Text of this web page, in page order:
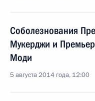
Соболезнования
Мукерджи и
Моди
5 августа 2014 года, 12:00